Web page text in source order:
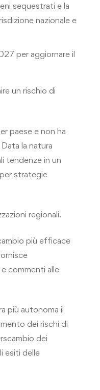
sequestrati e la
nazionale e
per aggiornare il
un rischio di
paese e non ha
la natura
tendenze in un
strategie
regionali.
più efficace
commenti alle
più autonoma il
dei rischi di
dei
esiti delle